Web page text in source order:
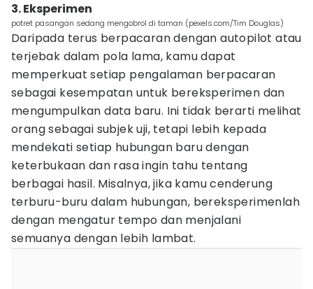
3. Eksperimen
potret pasangan sedang mengobrol di taman (pexels.com/Tim Douglas)
Daripada terus berpacaran dengan autopilot atau
terjebak dalam pola lama, kamu dapat
memperkuat setiap pengalaman berpacaran
sebagai kesempatan untuk bereksperimen dan
mengumpulkan data baru. Ini tidak berarti melihat
orang sebagai subjek uji, tetapi lebih kepada
mendekati setiap hubungan baru dengan
keterbukaan dan rasa ingin tahu tentang
berbagai hasil. Misalnya, jika kamu cenderung
terburu-buru dalam hubungan, bereksperimenlah
dengan mengatur tempo dan menjalani
semuanya dengan lebih lambat.